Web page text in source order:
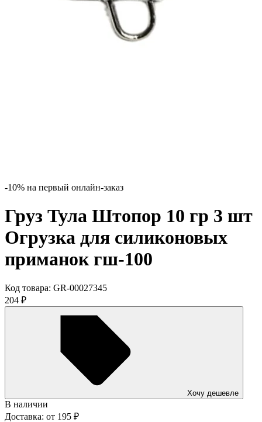
-10% на первый онлайн-заказ
Груз Тула Штопор 10 гр 3 шт
Огрузка для силиконовых
приманок гш-100
Код товара: GR-00027345
204 ₽
Хочу дешевле
В наличии
Доставка: от 195 ₽